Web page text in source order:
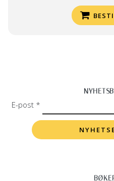
E-post *